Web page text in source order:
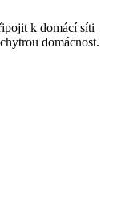
k domácí síti
domácnost.